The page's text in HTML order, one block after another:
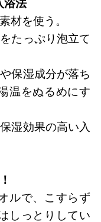
浴法
材を使う。
たっぷり泡立て
保湿成分が落ち
温をぬるめにす
湿効果の高い入
ルで、こすらず
しっとりしてい